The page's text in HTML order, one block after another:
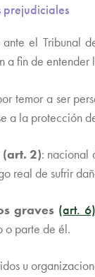
prejudiciales
el
fin de
temor a ser
a la protección
(art. 2): nacional
real de sufrir
graves (art. 6)
o parte de él.
u